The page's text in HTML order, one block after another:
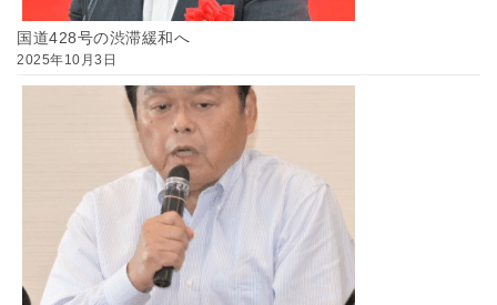
国道428号の渋滞緩和へ
2025年10月3日